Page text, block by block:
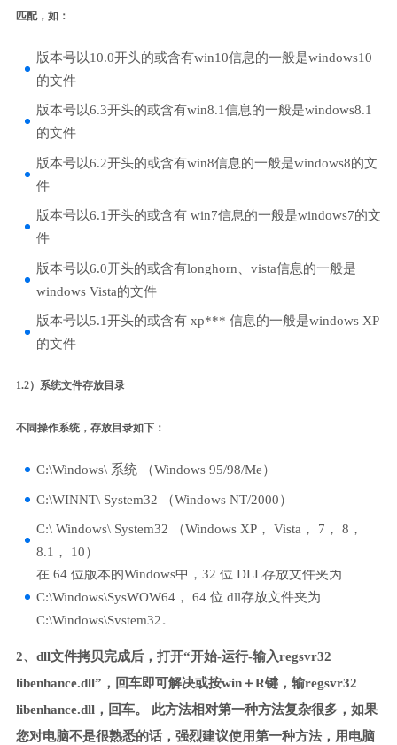
匹配，如：
版本号以10.0开头的或含有win10信息的一般是windows10
的文件
版本号以6.3开头的或含有win8.1信息的一般是windows8.1
的文件
版本号以6.2开头的或含有win8信息的一般是windows8的文
件
版本号以6.1开头的或含有 win7信息的一般是windows7的文
件
版本号以6.0开头的或含有longhorn、vista信息的一般是
windows Vista的文件
版本号以5.1开头的或含有 xp*** 信息的一般是windows XP
的文件
1.2）系统文件存放目录
不同操作系统，存放目录如下：
C:\Windows\ 系统 （Windows 95/98/Me）
C:\WINNT\ System32 （Windows NT/2000）
C:\ Windows\ System32 （Windows XP， Vista， 7， 8，
8.1， 10）
在 64 位版本的Windows中，32 位 DLL存放文件夹为
C:\Windows\SysWOW64， 64 位 dll存放文件夹为
C:\Windows\System32。
2、dll文件拷贝完成后，打开“开始-运行-输入regsvr32
libenhance.dll”，回车即可解决或按win＋R键，输regsvr32
libenhance.dll，回车。 此方法相对第一种方法复杂很多，如果
您对电脑不是很熟悉的话，强烈建议使用第一种方法，用电脑